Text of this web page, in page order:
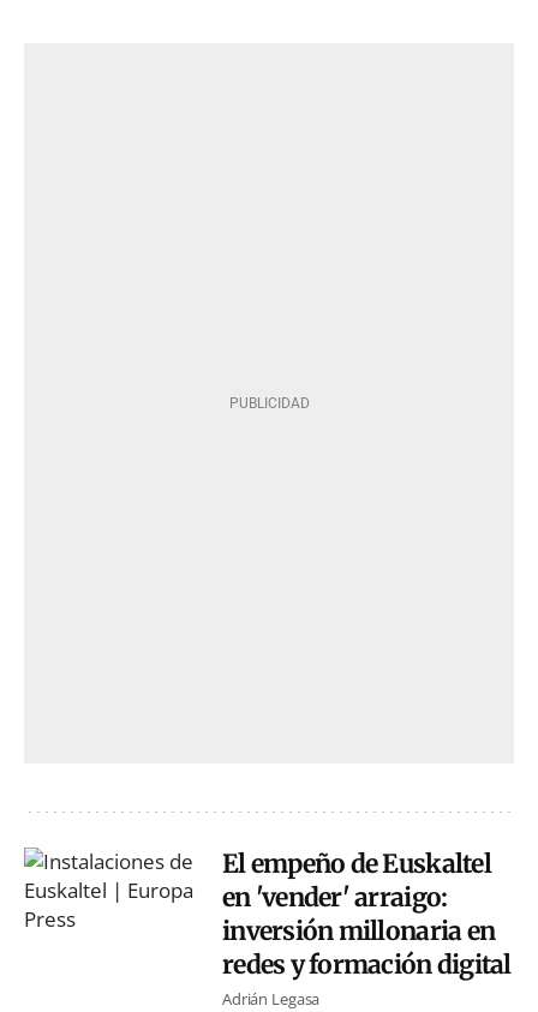
El empeño de Euskaltel
en 'vender' arraigo:
inversión millonaria en
redes y formación digital
Adrián Legasa